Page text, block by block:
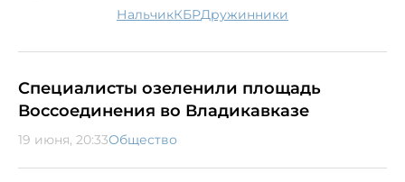
Нальчик КБР дружинники
Специалисты озеленили площадь
Воссоединения во Владикавказе
19 июня, 20:33Общество